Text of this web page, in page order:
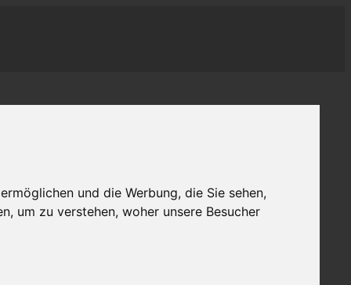
und die Werbung, die Sie sehen,
um zu verstehen, woher unsere Besucher